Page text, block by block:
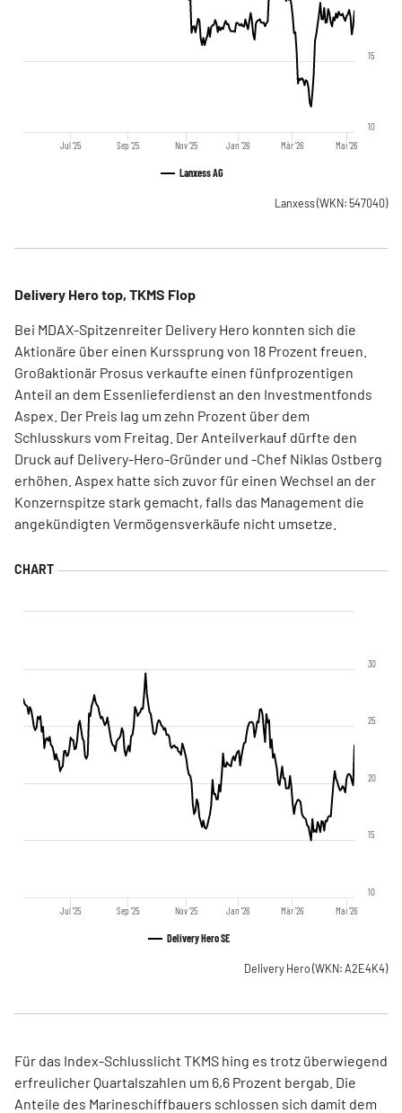
Lanxess AG
Jul '25 Sep '25 Nov '25 Jan '26 Mär '26 Mai '26
10
15
Lanxess(WKN: 547040)
Delivery Hero top, TKMS Flop
Bei MDAX-Spitzenreiter Delivery Hero konnten sich die
Aktionäre über einen Kurssprung von 18 Prozent freuen.
Großaktionär Prosus verkaufte einen fünfprozentigen
Anteil an dem Essenlieferdienst an den Investmentfonds
Aspex. Der Preis lag um zehn Prozent über dem
Schlusskurs vom Freitag. Der Anteilverkauf dürfte den
Druck auf Delivery-Hero-Gründer und -Chef Niklas Ostberg
erhöhen. Aspex hatte sich zuvor für einen Wechsel an der
Konzernspitze stark gemacht, falls das Management die
angekündigten Vermögensverkäufe nicht umsetze.
Delivery Hero SE
Jul '25 Sep '25 Nov '25 Jan '26 Mär '26 Mai '26
10
15
20
25
30
Delivery Hero (WKN: A2E4K4)
Für das Index-Schlusslicht TKMS hing es trotz überwiegend
erfreulicher Quartalszahlen um 6,6 Prozent bergab. Die
Anteile des Marineschiffbauers schlossen sich damit dem